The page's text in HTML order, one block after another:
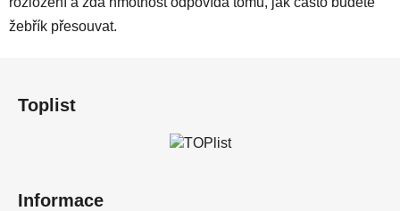
žebřík přesouvat.
Toplist
Informace